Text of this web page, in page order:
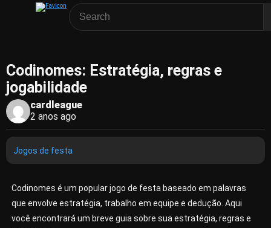
Codinomes: Estratégia, regras e
jogabilidade
cardleague
2 anos ago
Jogos de festa
Codinomes é um popular jogo de festa baseado em palavras
que envolve estratégia, trabalho em equipe e dedução. Aqui
você encontrará um breve guia sobre sua estratégia, regras e